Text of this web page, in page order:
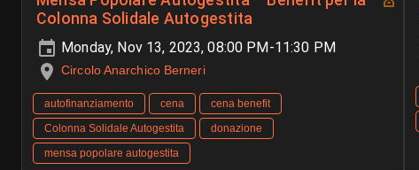
Colonna Solidale Autogestita
Monday, Nov 13, 2023, 08:00 PM-11:30 PM
Circolo Anarchico Berneri
autofinanziamento cena
cena benefit
Colonna Solidale Autogestita
donazione
mensa popolare autogestita